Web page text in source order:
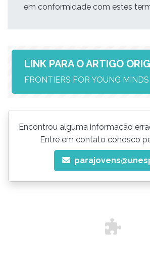
em conformidade com estes
LINK PARA O ARTIGO
FRONTIERS FOR YOUNG MINDS
Encontrou alguma informação
Entre em contato conosco